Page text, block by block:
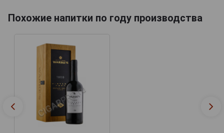
Похожие напитки по году производства